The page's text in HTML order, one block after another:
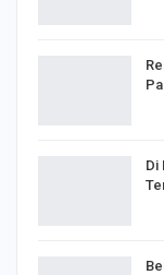
Di